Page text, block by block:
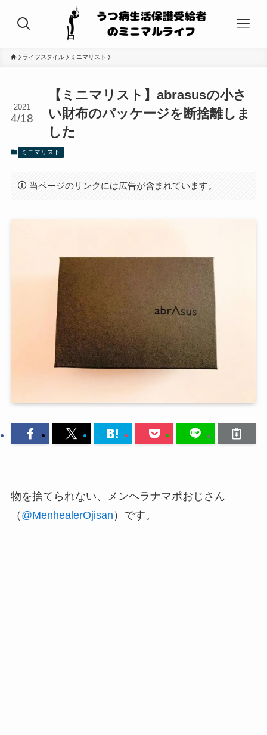
ライフスタイル ミニマリスト
【ミニマリスト】abrasusの小さ
い財布のパッケージを断捨離しま
した
2021
4/18
ミニマリスト
当ページのリンクには広告が含まれています。
物を捨てられない、メンヘラナマポおじさん
（ @MenhealerOjisan ）です。